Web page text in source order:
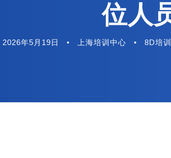
位人
2026年5月19日 • 上海培训中心 • 8D培训